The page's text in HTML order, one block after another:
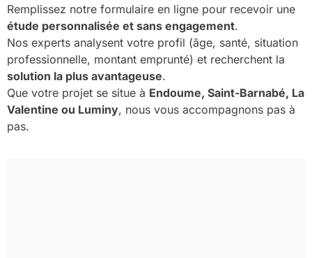
Remplissez notre formulaire en ligne pour recevoir une
étude personnalisée et sans engagement.
Nos experts analysent votre profil (âge, santé, situation
professionnelle, montant emprunté) et recherchent la
solution la plus avantageuse.
Que votre projet se situe à Endoume, Saint-Barnabé, La
Valentine ou Luminy, nous vous accompagnons pas à
pas.